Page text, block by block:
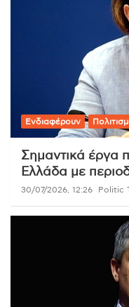
Ενδιαφέρουν
Σημαντικά έργα
Ελλάδα με
30/07/2026, 12:26 Politic